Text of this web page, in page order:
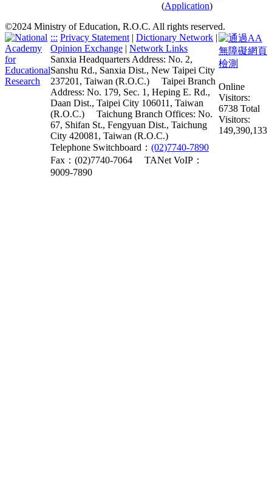
(Application)
©2024 Ministry of Education, R.O.C. All rights reserved.
::: Privacy Statement | Dictionary Network |
Opinion Exchange | Network Links
Sanxia Headquarters Address: No. 2,
Sanshu Rd., Sanxia Dist., New Taipei City
237201, Taiwan (R.O.C.)
Taipei Branch
Address: No. 179, Sec. 1, Heping E. Rd.,
Daan Dist., Taipei City 106011, Taiwan
(R.O.C.)
Taichung Branch Offices: No.
67, Shifan St., Fengyuan Dist., Taichung
City 420081, Taiwan (R.O.C.)
Telephone Switchboard： (02)7740-7890
Fax：(02)7740-7064
TANet VoIP：
9009-7890
Online
Visitors:
6738 Total
Visitors:
149,390,133